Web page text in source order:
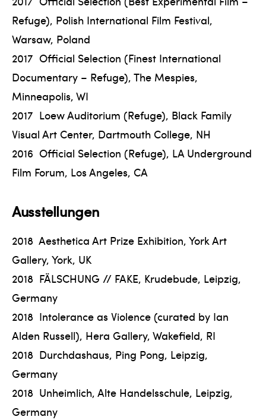
Refuge), Polish International Film Festival,
Warsaw, Poland
2017 Official Selection (Finest International
Documentary – Refuge), The Mespies,
Minneapolis, WI
2017 Loew Auditorium (Refuge), Black Family
Visual Art Center, Dartmouth College, NH
2016 Official Selection (Refuge), LA Underground
Film Forum, Los Angeles, CA
Ausstellungen
2018 Aesthetica Art Prize Exhibition, York Art
Gallery, York, UK
2018 FÄLSCHUNG // FAKE, Krudebude, Leipzig,
Germany
2018 Intolerance as Violence (curated by Ian
Alden Russell), Hera Gallery, Wakefield, RI
2018 Durchdashaus, Ping Pong, Leipzig,
Germany
2018 Unheimlich, Alte Handelsschule, Leipzig,
Germany